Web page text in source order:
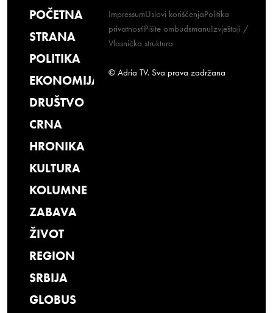
POČETNA
STRANA
POLITIKA
EKONOMIJA
DRUŠTVO
CRNA
HRONIKA
KULTURA
KOLUMNE
ZABAVA
ŽIVOT
REGION
SRBIJA
GLOBUS
ImpressumUslovi korišćenjaPolitika
privatnostiPišite ombudsmanuIzvještaji /
Vlasnička struktura
© Adria TV. Sva prava zadržana